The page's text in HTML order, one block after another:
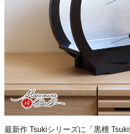
最新作 Tsukiシリーズに「黒檀